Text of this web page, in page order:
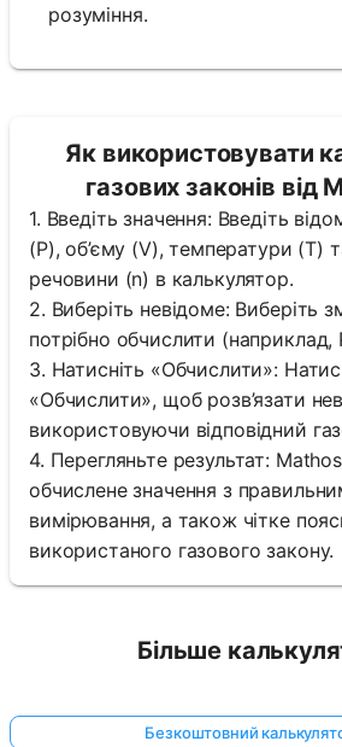
розуміння.
Як використовувати
газових законів від
1. Введіть значення: Введіть
(P), об’єму (V), температури (T)
речовини (n) в калькулятор.
2. Виберіть невідоме: Виберіть
потрібно обчислити (наприклад,
3. Натисніть «Обчислити»:
«Обчислити», щоб розв’язати
використовуючи відповідний
4. Перегляньте результат:
обчислене значення з
вимірювання, а також чітке
використаного газового закону.
Більше
Безкоштовний